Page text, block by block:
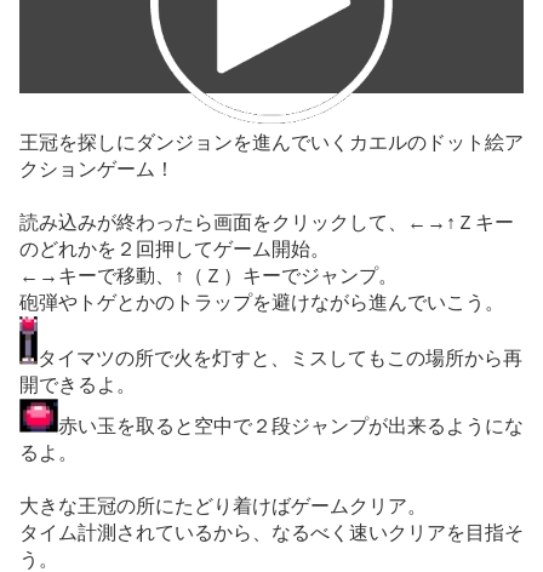
王冠を探しにダンジョンを進んでいくカエルのドット絵ア
クションゲーム！
読み込みが終わったら画面をクリックして、←→↑Ｚキー
のどれかを２回押してゲーム開始。
←→キーで移動、↑（Ｚ）キーでジャンプ。
砲弾やトゲとかのトラップを避けながら進んでいこう。
タイマツの所で火を灯すと、ミスしてもこの場所から再
開できるよ。
赤い玉を取ると空中で２段ジャンプが出来るようにな
るよ。
大きな王冠の所にたどり着けばゲームクリア。
タイム計測されているから、なるべく速いクリアを目指そ
う。